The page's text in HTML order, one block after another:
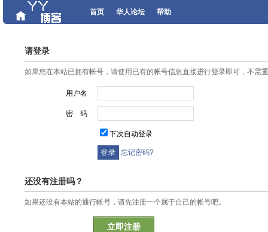
首页 华人论坛 帮助
请登录
如果您在本站已拥有帐号，请使用已有的帐号信息直接进行登录即可，不需
用户名
密 码
下次自动登录
忘记密码?
还没有注册吗？
如果还没有本站的通行帐号，请先注册一个属于自己的帐号吧。
立即注册